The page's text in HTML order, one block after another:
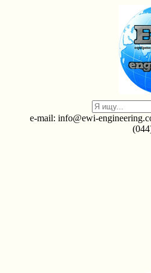
e-mail: info@ewi-